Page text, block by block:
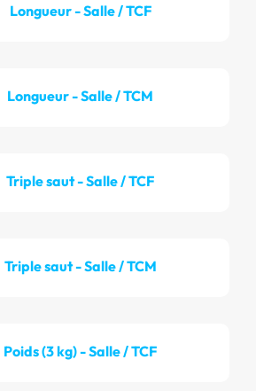
Longueur - Salle / TCF
Longueur - Salle / TCM
Triple saut - Salle / TCF
Triple saut - Salle / TCM
Poids (3 kg) - Salle / TCF